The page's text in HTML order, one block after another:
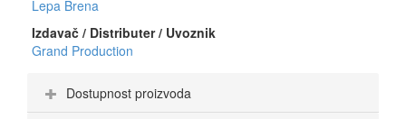
Lepa Brena
Izdavač / Distributer / Uvoznik
Grand Production
Dostupnost proizvoda